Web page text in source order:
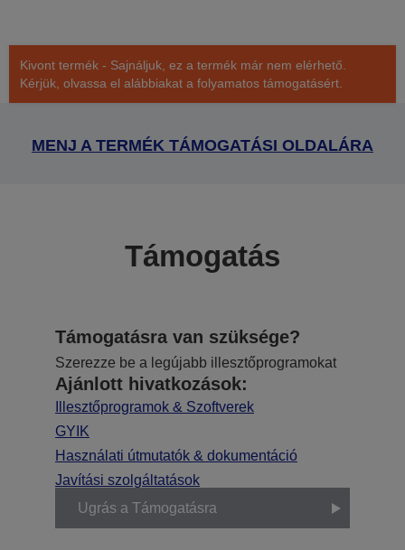
Kivont termék - Sajnáljuk, ez a termék már nem elérhető.
Kérjük, olvassa el alábbiakat a folyamatos támogatásért.
MENJ A TERMÉK TÁMOGATÁSI OLDALÁRA
Támogatás
Támogatásra van szüksége?
Szerezze be a legújabb illesztőprogramokat
Ajánlott hivatkozások:
Illesztőprogramok & Szoftverek
GYIK
Használati útmutatók & dokumentáció
Javítási szolgáltatások
Ugrás a Támogatásra